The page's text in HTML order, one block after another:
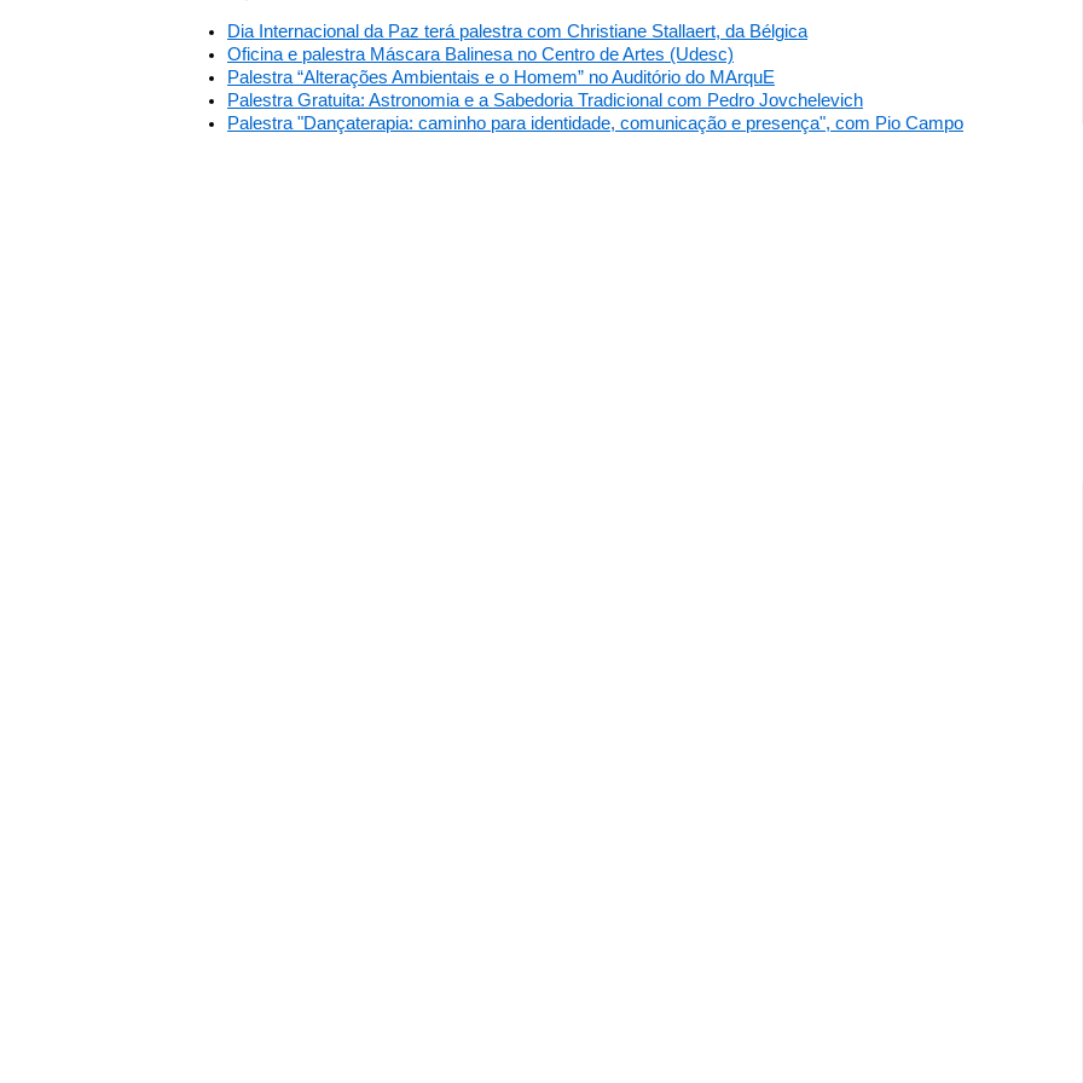
Dia Internacional da Paz terá palestra com Christiane Stallaert, da Bélgica
Oficina e palestra Máscara Balinesa no Centro de Artes (Udesc)
Palestra “Alterações Ambientais e o Homem” no Auditório do MArquE
Palestra Gratuita: Astronomia e a Sabedoria Tradicional com Pedro Jovchelevich
Palestra "Dançaterapia: caminho para identidade, comunicação e presença", com Pio Campo